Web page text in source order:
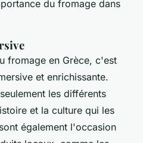
du fromage dans
fromage en Grèce, c'est
et enrichissante.
les différents
et la culture qui les
également l'occasion